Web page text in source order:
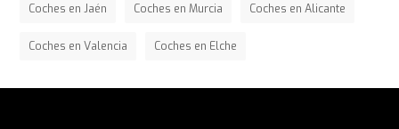
Coches en Jaén Coches en Murcia Coches en Alicante
Coches en Valencia Coches en Elche